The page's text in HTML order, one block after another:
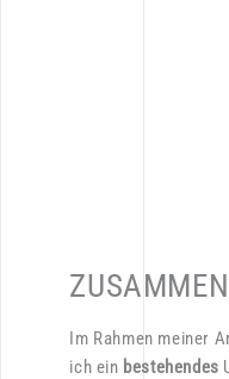
Im Rahmen meiner
ich ein bestehendes